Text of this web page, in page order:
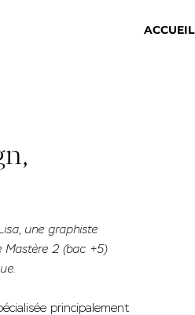
ACCUEIL
une graphiste
Mastère 2 (bac +5)
principalement